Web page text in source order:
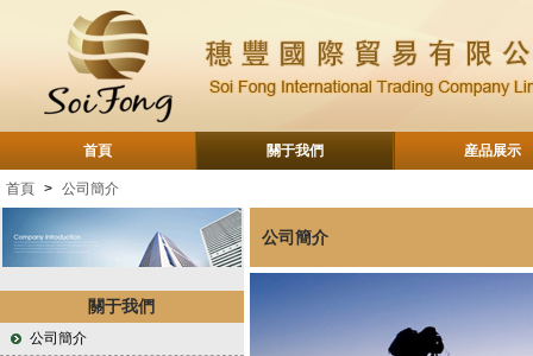
首頁 關于我們 産品展示
首頁 > 公司簡介
關于我們
公司簡介
公司簡介